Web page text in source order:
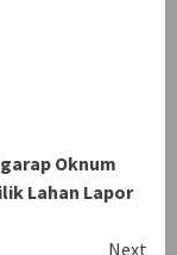
Oknum
Lahan Lapor
Next